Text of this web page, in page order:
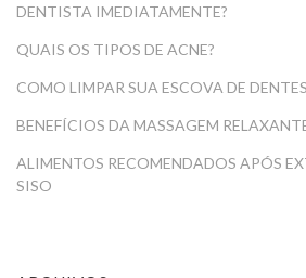
DENTISTA IMEDIATAMENTE?
QUAIS OS TIPOS DE ACNE?
COMO LIMPAR SUA ESCOVA DE DENTES
BENEFÍCIOS DA MASSAGEM
ALIMENTOS RECOMENDADOS APÓS
SISO